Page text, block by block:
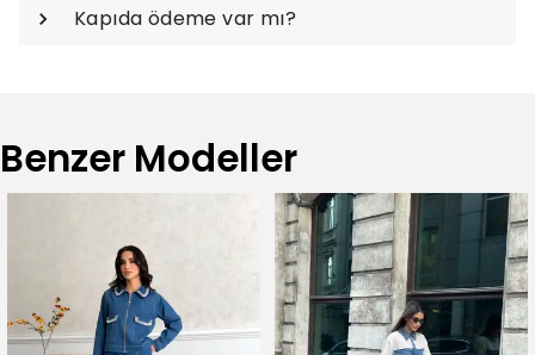
Kapıda ödeme var mı?
Benzer Modeller